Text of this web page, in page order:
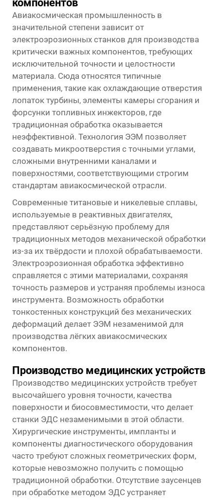
компонентов
Авиакосмическая промышленность в
значительной степени зависит от
электроэрозионных станков для производства
критически важных компонентов, требующих
исключительной точности и целостности
материала. Сюда относятся типичные
применения, такие как охлаждающие отверстия
лопаток турбины, элементы камеры сгорания и
форсунки топливных инжекторов, где
традиционная обработка оказывается
неэффективной. Технология ЭЭМ позволяет
создавать микроотверстия с точными углами,
сложными внутренними каналами и
поверхностями, соответствующими строгим
стандартам авиакосмической отрасли.
Современные титановые и никелевые сплавы,
используемые в реактивных двигателях,
представляют серьёзную проблему для
традиционных методов механической обработки
из-за их твёрдости и плохой обрабатываемости.
Электроэрозионная обработка эффективно
справляется с этими материалами, сохраняя
точность размеров и устраняя проблемы износа
инструмента. Возможность обработки
тонкостенных конструкций без механических
деформаций делает ЭЭМ незаменимой для
производства лёгких авиакосмических
компонентов.
Производство медицинских устройств
Производство медицинских устройств требует
высочайшего уровня точности, качества
поверхности и биосовместимости, что делает
станки ЭДС незаменимыми в этой области.
Хирургические инструменты, импланты и
компоненты диагностического оборудования
часто требуют сложных геометрических форм,
которые невозможно получить с помощью
традиционной обработки. Отсутствие заусенцев
при обработке методом ЭДС устраняет